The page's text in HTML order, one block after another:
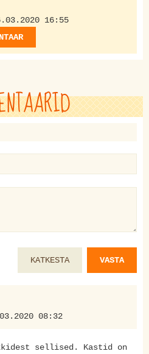
16:55
KATKESTA VASTA
08:32
sellised. Kastid on